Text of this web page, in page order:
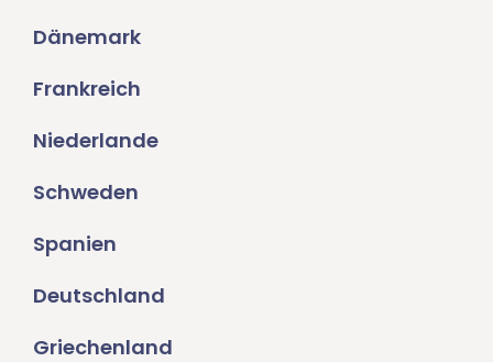
Dänemark
Frankreich
Niederlande
Schweden
Spanien
Deutschland
Griechenland